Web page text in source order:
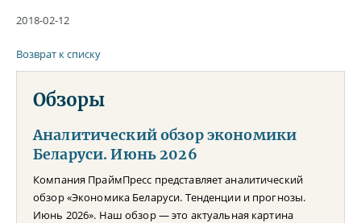
2018-02-12
Возврат к списку
Обзоры
Аналитический обзор экономики
Беларуси. Июнь 2026
Компания ПраймПресс представляет аналитический
обзор «Экономика Беларуси. Тенденции и прогнозы.
Июнь 2026». Наш обзор — это актуальная картина